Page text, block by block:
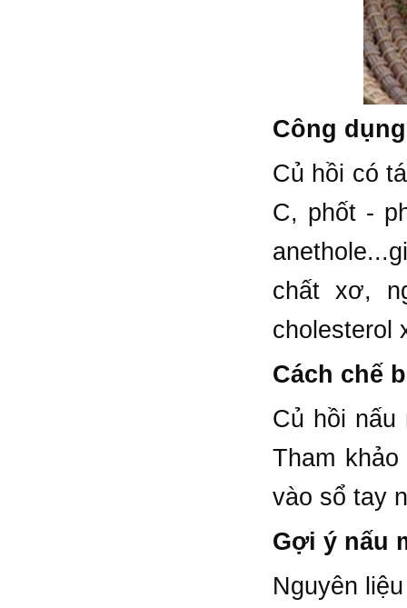
Công
Củ hồi có
C, phốt -
chất xơ,
cholesterol
Cách chế
Củ hồi
Tham
vào sổ tay
Gợi ý nấu
Nguyên